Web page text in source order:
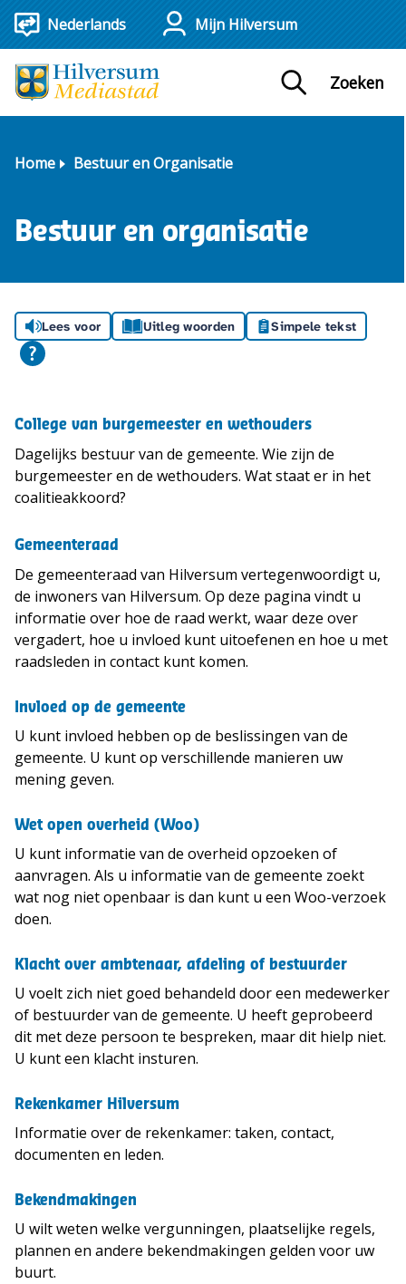
Mijn Hilversum
Zoeken
Home Bestuur en Organisatie
Bestuur en organisatie
Lees voor Uitleg woorden Simpele tekst
College van burgemeester en wethouders
Dagelijks bestuur van de gemeente. Wie zijn de
burgemeester en de wethouders. Wat staat er in het
coalitieakkoord?
Gemeenteraad
De gemeenteraad van Hilversum vertegenwoordigt u,
de inwoners van Hilversum. Op deze pagina vindt u
informatie over hoe de raad werkt, waar deze over
vergadert, hoe u invloed kunt uitoefenen en hoe u met
raadsleden in contact kunt komen.
Invloed op de gemeente
U kunt invloed hebben op de beslissingen van de
gemeente. U kunt op verschillende manieren uw
mening geven.
Wet open overheid (Woo)
U kunt informatie van de overheid opzoeken of
aanvragen. Als u informatie van de gemeente zoekt
wat nog niet openbaar is dan kunt u een Woo-verzoek
doen.
Klacht over ambtenaar, afdeling of bestuurder
U voelt zich niet goed behandeld door een medewerker
of bestuurder van de gemeente. U heeft geprobeerd
dit met deze persoon te bespreken, maar dit hielp niet.
U kunt een klacht insturen.
Rekenkamer Hilversum
Informatie over de rekenkamer: taken, contact,
documenten en leden.
Bekendmakingen
U wilt weten welke vergunningen, plaatselijke regels,
plannen en andere bekendmakingen gelden voor uw
buurt.